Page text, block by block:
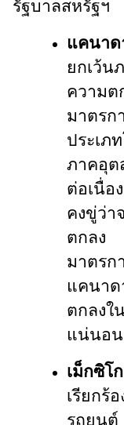
รัฐบาลสหรัฐฯ
แคนาด
ยกเว้น
ความ
มาตรก
ประเ
ภาคอุต
ต่อเนื่อ
คงขู่ว่า
ตกลง
มาตรก
แคนา
ตกลงใ
แน่นอน
เม็กซิโก
เรียก
รถยน